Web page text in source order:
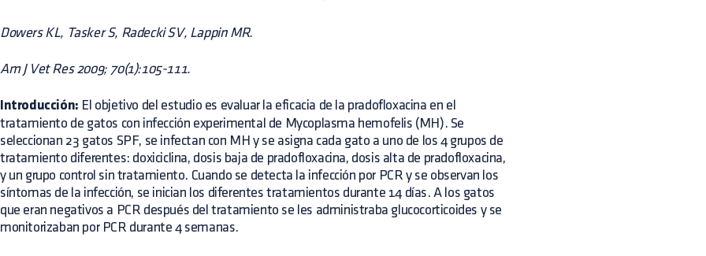
Dowers KL, Tasker S, Radecki SV, Lappin MR.
Am J Vet Res 2009; 70(1):105-111.
Introducción: El objetivo del estudio es evaluar la eficacia de la pradofloxacina en el
tratamiento de gatos con infección experimental de Mycoplasma hemofelis (MH). Se
seleccionan 23 gatos SPF, se infectan con MH y se asigna cada gato a uno de los 4 grupos de
tratamiento diferentes: doxiciclina, dosis baja de pradofloxacina, dosis alta de pradofloxacina,
y un grupo control sin tratamiento. Cuando se detecta la infección por PCR y se observan los
síntomas de la infección, se inician los diferentes tratamientos durante 14 días. A los gatos
que eran negativos a PCR después del tratamiento se les administraba glucocorticoides y se
monitorizaban por PCR durante 4 semanas.